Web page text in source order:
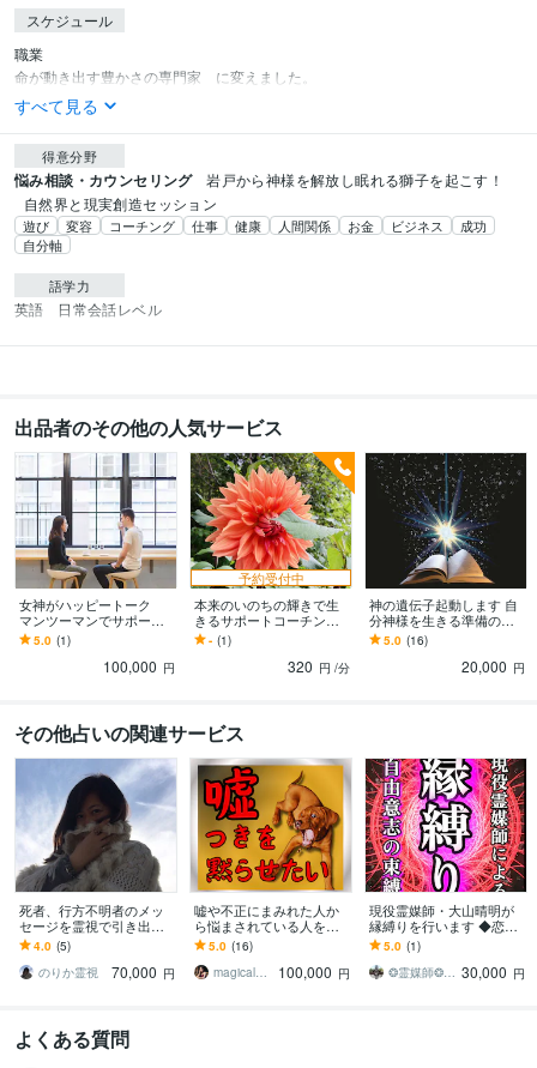
スケジュール
職業
命が動き出す豊かさの専門家　に変えました。
すべて見る
得意分野
悩み相談・カウンセリング
岩戸から神様を解放し眠れる獅子を起こす！
自然界と現実創造セッション
遊び 変容 コーチング 仕事 健康 人間関係 お金 ビジネス
成功
自分軸
語学力
英語 日常会話レベル
出品者のその他の人気サービス
女神がハッピートーク
マンツーマンでサポート
します 魂の夢叶える人
生 姫さまモードでチャ
ットセッション
5.0 (1)
100,000 円
予約受付中
本来のいのちの輝きで生
きるサポートコーチング
します ⭐︎光も影も含めた自
分物語から生命の輝きを
取り戻すコーチング
- (1)
320 円 /分
神の遺伝子起動します 自
分神様を生きる準備ので
きた方へ♡先着３名様価
格
5.0 (16)
20,000 円
その他占いの関連サービス
死者、行方不明者のメッ
セージを霊視で引き出し
ます 探偵に頼む前に。実
績多数、特殊な霊視鑑定
となります。
4.0 (5)
のりか霊視
70,000 円
嘘や不正にまみれた人か
ら悩まされている人を救
います ズルい人間をどう
にかしたいと悩んでいる
あなたにはおすすめです
5.0 (16)
magical祈祷師⭐︎萬屋 XYZ
100,000 円
現役霊媒師・大山晴明が
縁縛りを行います ◆恋愛
や復縁を促し、強固な縁
へと導きます。
5.0 (1)
❂霊媒師❂ 大山晴明 30,000 円
よくある質問